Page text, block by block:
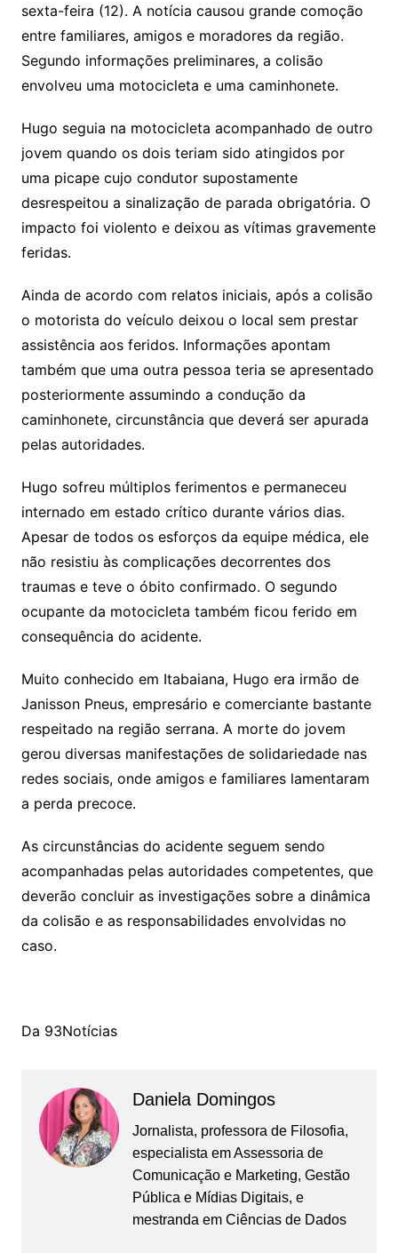
sexta-feira (12). A notícia causou grande comoção
entre familiares, amigos e moradores da região.
Segundo informações preliminares, a colisão
envolveu uma motocicleta e uma caminhonete.
Hugo seguia na motocicleta acompanhado de outro
jovem quando os dois teriam sido atingidos por
uma picape cujo condutor supostamente
desrespeitou a sinalização de parada obrigatória. O
impacto foi violento e deixou as vítimas gravemente
feridas.
Ainda de acordo com relatos iniciais, após a colisão
o motorista do veículo deixou o local sem prestar
assistência aos feridos. Informações apontam
também que uma outra pessoa teria se apresentado
posteriormente assumindo a condução da
caminhonete, circunstância que deverá ser apurada
pelas autoridades.
Hugo sofreu múltiplos ferimentos e permaneceu
internado em estado crítico durante vários dias.
Apesar de todos os esforços da equipe médica, ele
não resistiu às complicações decorrentes dos
traumas e teve o óbito confirmado. O segundo
ocupante da motocicleta também ficou ferido em
consequência do acidente.
Muito conhecido em Itabaiana, Hugo era irmão de
Janisson Pneus, empresário e comerciante bastante
respeitado na região serrana. A morte do jovem
gerou diversas manifestações de solidariedade nas
redes sociais, onde amigos e familiares lamentaram
a perda precoce.
As circunstâncias do acidente seguem sendo
acompanhadas pelas autoridades competentes, que
deverão concluir as investigações sobre a dinâmica
da colisão e as responsabilidades envolvidas no
caso.
Da 93Notícias
Daniela Domingos
Jornalista, professora de Filosofia,
especialista em Assessoria de
Comunicação e Marketing, Gestão
Pública e Mídias Digitais, e
mestranda em Ciências de Dados